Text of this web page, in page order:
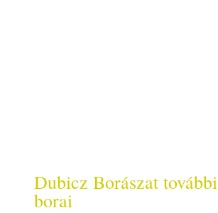
Dubicz Borászat további
borai